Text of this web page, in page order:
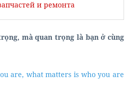
и ремонта
mà quan trọng là bạn ở cùng
are, what matters is who you are